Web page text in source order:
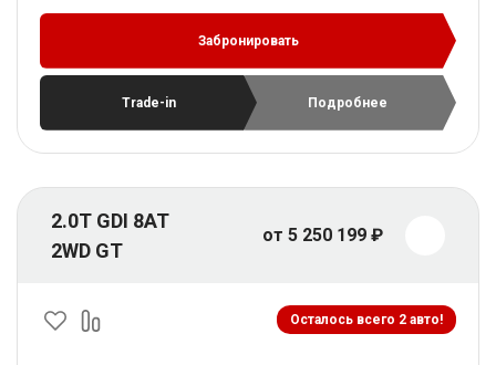
Забронировать
Trade-in Подробнее
2.0T GDI 8AT
2WD GT
от 5 250 199 ₽
Осталось всего 2 авто!